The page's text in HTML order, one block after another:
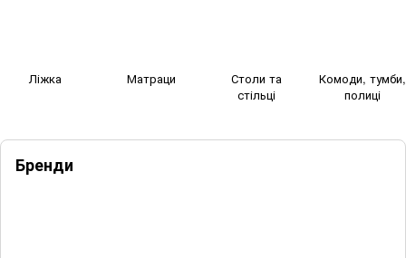
Ліжка Матраци
Столи та
стільці
Комоди, тумби,
полиці
Бренди